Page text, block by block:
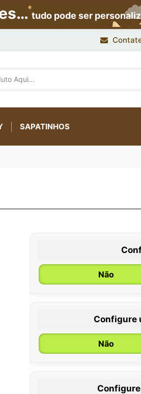
tudo pode ser
SAPATINHOS
Não
0 / 6 meses
Configure
Não